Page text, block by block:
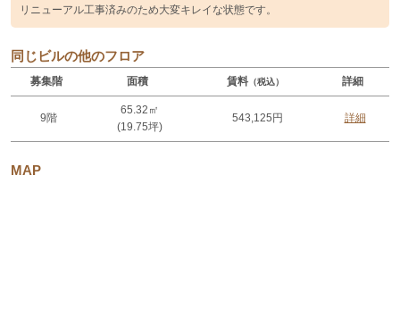
リニューアル工事済みのため大変キレイな状態です。
同じビルの他のフロア
募集階 面積 賃料（税込） 詳細
9階
65.32㎡
(19.75坪)
543,125円 詳細
MAP